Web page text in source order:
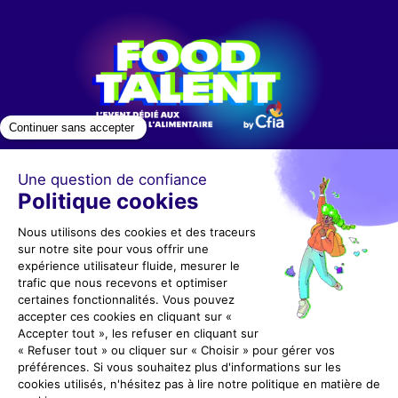
Contact
+33 (0)5 53 36 78 78
cfiarennes@gl-events.com
Nous suivre
Restez informé